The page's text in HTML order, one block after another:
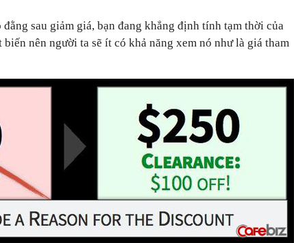
sau giảm giá, bạn đang khẳng định tính tạm thời của
nên người ta sẽ ít có khả năng xem nó như là giá tham